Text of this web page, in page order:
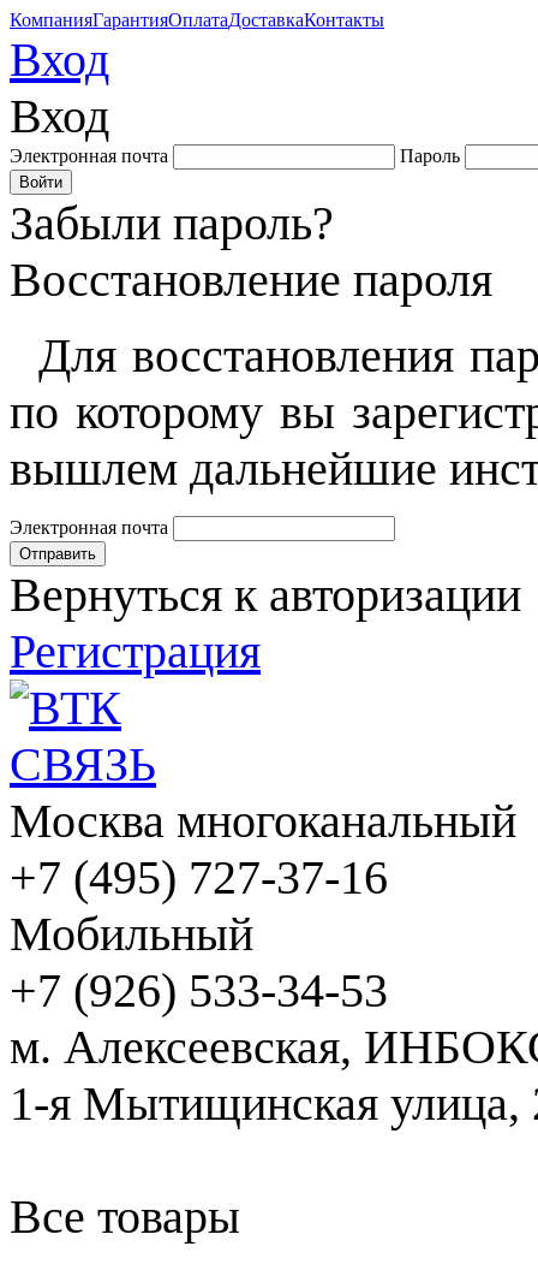
КомпанияГарантияОплатаДоставкаКонтакты
Вход
Вход
Электронная почта Пароль
Забыли пароль?
Восстановление пароля
Для восстановления
по которому вы
вышлем дальнейшие
Электронная почта
Вернуться к авторизации
Регистрация
Москва многоканальный
+7 (495) 727-37-16
Мобильный
+7 (926) 533-34-53
м. Алексеевская,
1-я Мытищинская улица,
Все товары